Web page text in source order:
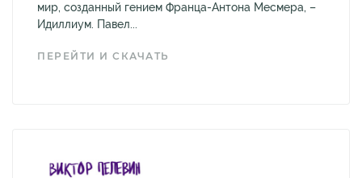
мир, созданный гением Франца-Антона Месмера, –
Идиллиум. Павел...
ПЕРЕЙТИ И СКАЧАТЬ